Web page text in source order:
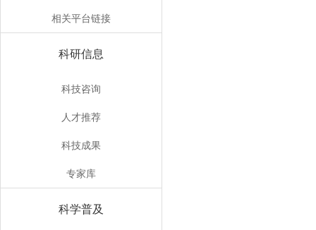
相关平台链接
科研信息
科技咨询
人才推荐
科技成果
专家库
科学普及